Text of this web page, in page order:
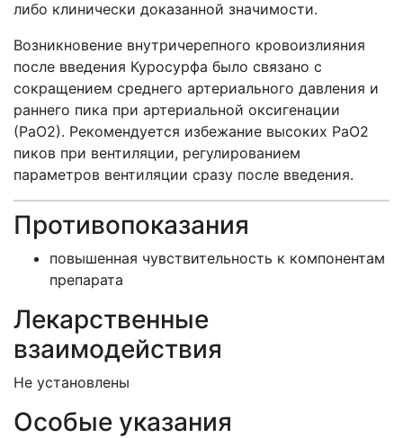
либо клинически доказанной значимости.
Возникновение внутричерепного кровоизлияния
после введения Куросурфа было связано с
сокращением среднего артериального давления и
раннего пика при артериальной оксигенации
(РаО2). Рекомендуется избежание высоких РаО2
пиков при вентиляции, регулированием
параметров вентиляции сразу после введения.
Противопоказания
повышенная чувствительность к компонентам
препарата
Лекарственные
взаимодействия
Не установлены
Особые указания